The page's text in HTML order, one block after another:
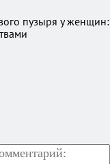
пузыря у женщин: